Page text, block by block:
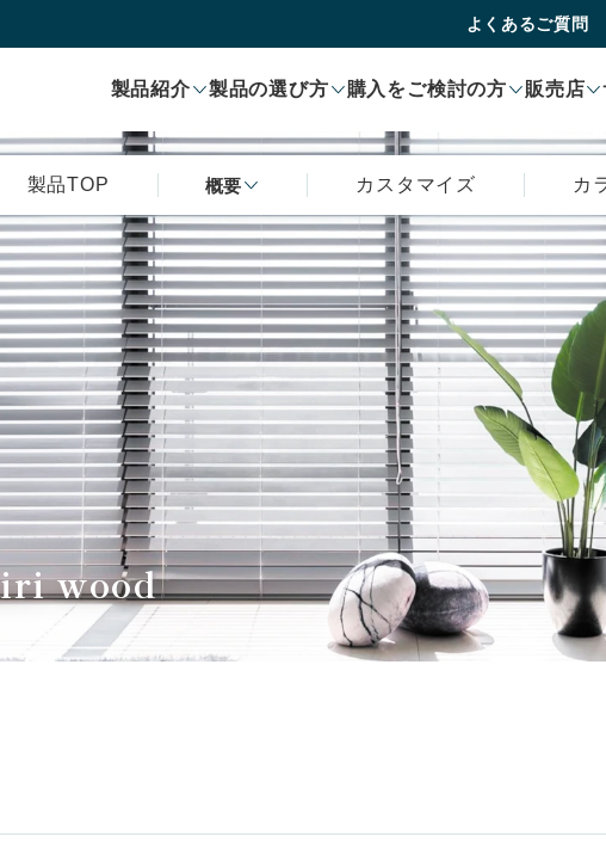
よくあるご質問
製品紹介 製品の選び方 購入をご検討の方 販売店
製品TOP 概要 カスタマイズ カ
wood